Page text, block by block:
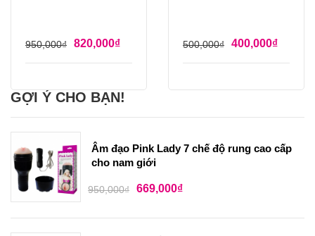
950,000₫ 820,000₫ 500,000₫ 400,000₫
GỢI Ý CHO BẠN!
Âm đạo Pink Lady 7 chế độ rung cao cấp
cho nam giới
950,000₫ 669,000₫